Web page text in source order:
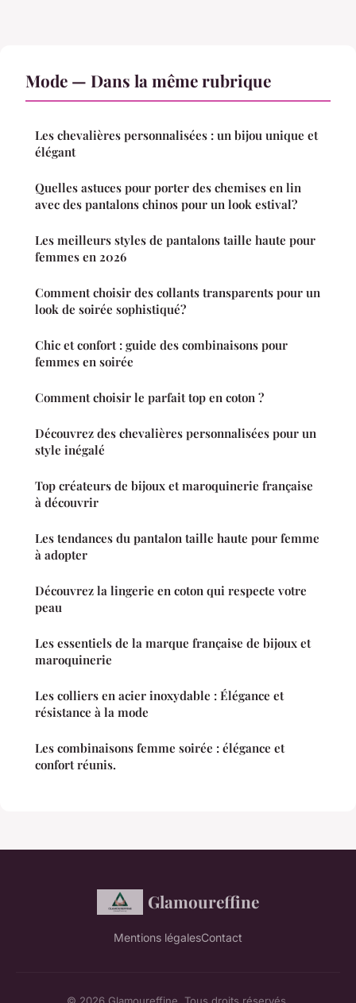
Mode — Dans la même rubrique
Les chevalières personnalisées : un bijou unique et
élégant
Quelles astuces pour porter des chemises en lin
avec des pantalons chinos pour un look estival?
Les meilleurs styles de pantalons taille haute pour
femmes en 2026
Comment choisir des collants transparents pour un
look de soirée sophistiqué?
Chic et confort : guide des combinaisons pour
femmes en soirée
Comment choisir le parfait top en coton ?
Découvrez des chevalières personnalisées pour un
style inégalé
Top créateurs de bijoux et maroquinerie française
à découvrir
Les tendances du pantalon taille haute pour femme
à adopter
Découvrez la lingerie en coton qui respecte votre
peau
Les essentiels de la marque française de bijoux et
maroquinerie
Les colliers en acier inoxydable : Élégance et
résistance à la mode
Les combinaisons femme soirée : élégance et
confort réunis.
Glamoureffine
Mentions légalesContact